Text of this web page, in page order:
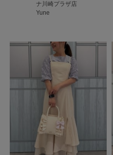
ナ川崎プラザ店
Yune